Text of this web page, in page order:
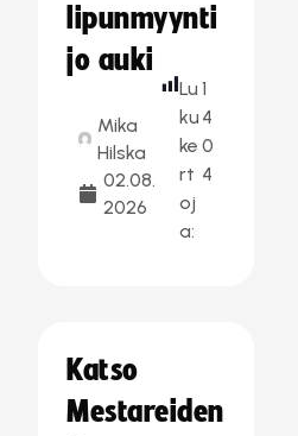
lipunmyynti
jo auki
Mika
Hilska
02.08.
2026
Lu
ku
ke
rt
oj
a:
1
4
0
4
Katso
Mestareiden